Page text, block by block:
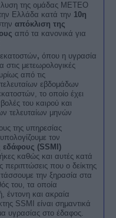
της ομάδας ΜΕΤΕΟ
Ελλάδα κατά την 10η
απόκλιση της
από τα κανονικά για
, όπου η υγρασία
μετεωρολογικές
από τις
εβδομάδων
το οποίο έχει
του καιρού και
τελευταίων μηνών
της υπηρεσίας
τον
εδάφους (SSMI )
καθώς και αυτές κατά
που ο δείκτης
την ξηρασία στα
του, τα οποία
έντονη και ακραία
SSMI είναι σημαντικά
υγρασίας στο έδαφος.